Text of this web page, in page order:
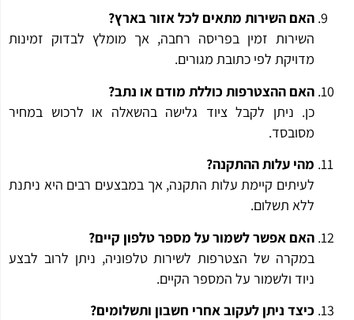
האם השירות מתאים לכל אזור בארץ?
השירות זמין בפריסה רחבה, אך מומלץ לבדוק זמינות
מדויקת לפי כתובת מגורים.
האם ההצטרפות כוללת מודם או נתב?
כן. ניתן לקבל ציוד גלישה בהשאלה או לרכוש במחיר
מסובסד.
מהי עלות ההתקנה?
לעיתים קיימת עלות התקנה, אך במבצעים רבים היא ניתנת
ללא תשלום.
האם אפשר לשמור על מספר טלפון קיים?
במקרה של הצטרפות לשירות טלפוניה, ניתן לרוב לבצע
ניוד ולשמור על המספר הקיים.
כיצד ניתן לעקוב אחרי חשבון ותשלומים?